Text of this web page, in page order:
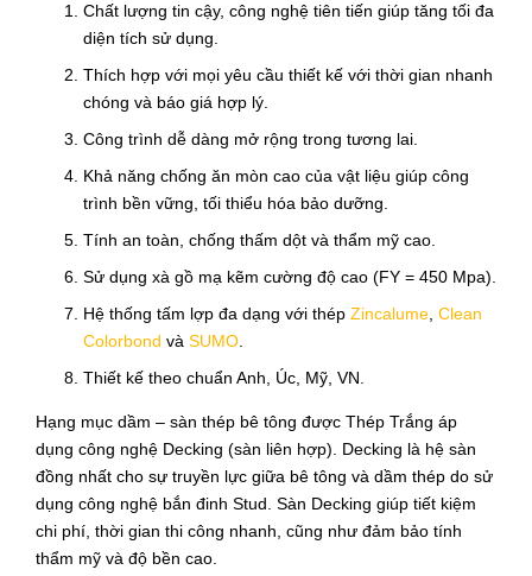
Chất lượng tin cậy, công nghệ tiên tiến giúp tăng tối đa
diện tích sử dụng.
Thích hợp với mọi yêu cầu thiết kế với thời gian nhanh
chóng và báo giá hợp lý.
Công trình dễ dàng mở rộng trong tương lai.
Khả năng chống ăn mòn cao của vật liệu giúp công
trình bền vững, tối thiểu hóa bảo dưỡng.
Tính an toàn, chống thấm dột và thẩm mỹ cao.
Sử dụng xà gồ mạ kẽm cường độ cao (FY = 450 Mpa).
Hệ thống tấm lợp đa dạng với thép Zincalume, Clean
Colorbond và SUMO.
Thiết kế theo chuẩn Anh, Úc, Mỹ, VN.
Hạng mục dầm – sàn thép bê tông được Thép Trắng áp
dụng công nghệ Decking (sàn liên hợp). Decking là hệ sàn
đồng nhất cho sự truyền lực giữa bê tông và dầm thép do sử
dụng công nghệ bắn đinh Stud. Sàn Decking giúp tiết kiệm
chi phí, thời gian thi công nhanh, cũng như đảm bảo tính
thẩm mỹ và độ bền cao.